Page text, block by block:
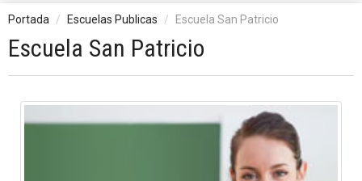
Portada Escuelas Publicas Escuela San Patricio
Escuela San Patricio